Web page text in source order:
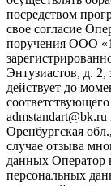
посредством
свое согласие
поручения ООО
Энтузиастов, д. 2,
действует до
Оренбургская
случае отзыва
данных Оператор
персональных